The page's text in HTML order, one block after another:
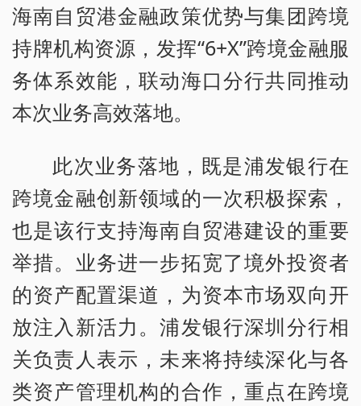
海南自贸港金融政策优势与集团跨境
持牌机构资源，发挥“6+X”跨境金融服
务体系效能，联动海口分行共同推动
本次业务高效落地。
此次业务落地，既是浦发银行在
跨境金融创新领域的一次积极探索，
也是该行支持海南自贸港建设的重要
举措。业务进一步拓宽了境外投资者
的资产配置渠道，为资本市场双向开
放注入新活力。浦发银行深圳分行相
关负责人表示，未来将持续深化与各
类资产管理机构的合作，重点在跨境